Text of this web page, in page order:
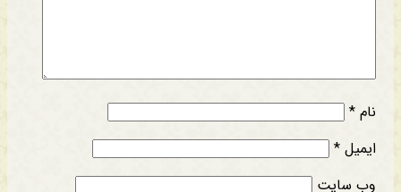
نام *
ایمیل *
وب‌ سایت